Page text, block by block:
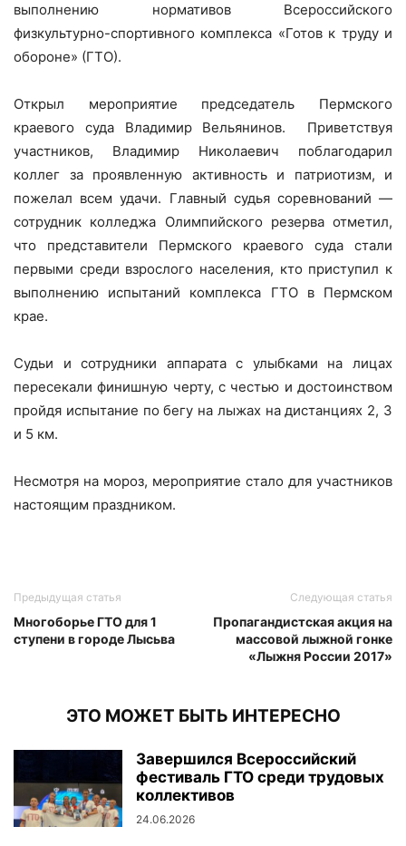
выполнению нормативов Всероссийского
физкультурно-спортивного комплекса «Готов к труду и
обороне» (ГТО).
Открыл мероприятие председатель Пермского
краевого суда Владимир Вельянинов. Приветствуя
участников, Владимир Николаевич поблагодарил
коллег за проявленную активность и патриотизм, и
пожелал всем удачи. Главный судья соревнований —
сотрудник колледжа Олимпийского резерва отметил,
что представители Пермского краевого суда стали
первыми среди взрослого населения, кто приступил к
выполнению испытаний комплекса ГТО в Пермском
крае.
Судьи и сотрудники аппарата с улыбками на лицах
пересекали финишную черту, с честью и достоинством
пройдя испытание по бегу на лыжах на дистанциях 2, 3
и 5 км.
Несмотря на мороз, мероприятие стало для участников
настоящим праздником.
Предыдущая статья
Многоборье ГТО для 1
ступени в городе Лысьва
Следующая статья
Пропагандистская акция на
массовой лыжной гонке
«Лыжня России 2017»
ЭТО МОЖЕТ БЫТЬ ИНТЕРЕСНО
Завершился Всероссийский
фестиваль ГТО среди трудовых
коллективов
24.06.2026